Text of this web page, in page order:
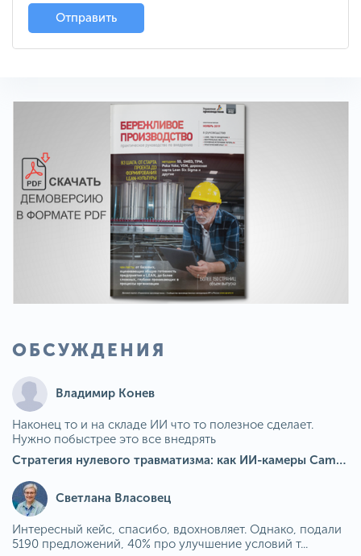
Отправить
ОБСУЖДЕНИЯ
Владимир Конев
Наконец то и на складе ИИ что то полезное сделает.
Нужно побыстрее это все внедрять
Стратегия нулевого травматизма: как ИИ-камеры Camkord снижают риск наезда на пешехода при работе на погрузчике
Светлана Власовец
Интересный кейс, спасибо, вдохновляет. Однако, подали
5190 предложений, 40% про улучшение условий т...